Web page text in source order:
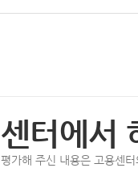
센터에서
평가해 주신 내용은 고용센